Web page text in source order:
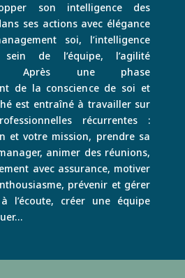
son intelligence des
ses actions avec élégance
soi, l’intelligence
de l’équipe, l’agilité
Après une phase
de la conscience de soi et
est entraîné à travailler sur
récurrentes :
et votre mission, prendre sa
animer des réunions,
avec assurance, motiver
prévenir et gérer
l’écoute, créer une équipe